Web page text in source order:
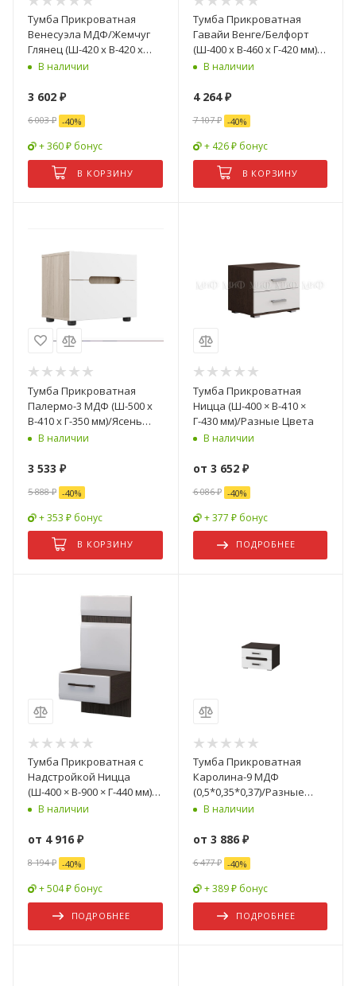
Тумба Прикроватная
Венесуэла МДФ/Жемчуг
Глянец (Ш-420 х В-420 х
Г-400 мм)
В наличии
3 602 ₽
6 003₽ -40%
+ 360 ₽ бонус
В КОРЗИНУ
Тумба Прикроватная
Гавайи Венге/Белфорт
(Ш-400 х В-460 х Г-420 мм)- 2
штВ наличии
4 264₽
7 107₽ -40%
+ 426 ₽ бонус
В КОРЗИНУ
Тумба Прикроватная
Палермо-3 МДФ (Ш-500 х
В-410 х Г-350 мм)/Ясень
Шимо Светлый/ фасад
В наличии
3 533 ₽
5 888₽ -40%
+ 353 ₽ бонус
В КОРЗИНУ
Тумба Прикроватная
Ницца (Ш-400 × В-410 ×
Г-430 мм)/Разные Цвета
В наличии
от 3 652 ₽
6 086 ₽ -40%
+ 377 ₽ бонус
ПОДРОБНЕЕ
Тумба Прикроватная с
Надстройкой Ницца
(Ш-400 × В-900 × Г-440 мм)/
Разные Цвета
В наличии
от 4 916 ₽
8 194 ₽ -40%
+ 504 ₽ бонус
ПОДРОБНЕЕ
Тумба Прикроватная
Каролина-9 МДФ
(0,5*0,35*0,37)/Разные
Цвета
В наличии
от 3 886 ₽
6 477 ₽ -40%
+ 389 ₽ бонус
ПОДРОБНЕЕ